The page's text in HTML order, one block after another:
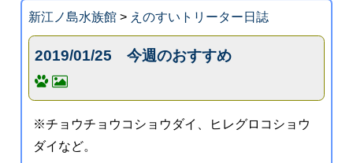
新江ノ島水族館> えのすいトリーター日誌
2019/01/25 今週のおすすめ
※チョウチョウコショウダイ、ヒレグロコショウ
ダイなど。